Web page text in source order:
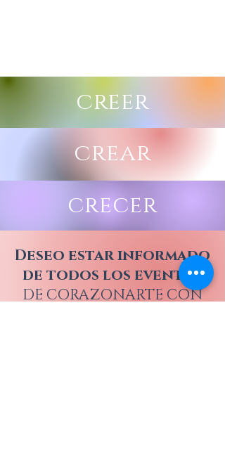
creer
crear
crecer
Deseo estar informado
de todos los eventos
DE CORAZONARTE CON